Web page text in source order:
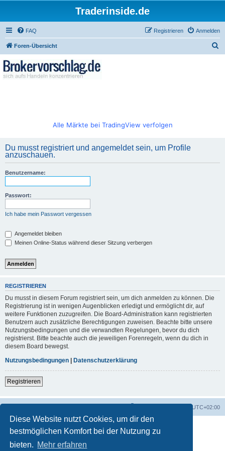
Diese Website nutzt Cookies, um dir den
bestmöglichen Komfort bei der Nutzung zu
bieten. Mehr erfahren
Traderinside.de
FAQ Anmelden
Registrieren
Foren-Übersicht
Alle Märkte bei TradingView verfolgen
Du musst registriert und angemeldet sein, um Profile
anzuschauen.
Benutzername:
Passwort:
Ich habe mein Passwort vergessen
Angemeldet bleiben
Meinen Online-Status während dieser Sitzung verbergen
REGISTRIEREN
Du musst in diesem Forum registriert sein, um dich anmelden zu können. Die
Registrierung ist in wenigen Augenblicken erledigt und ermöglicht dir, auf
weitere Funktionen zuzugreifen. Die Board-Administration kann registrierten
Benutzern auch zusätzliche Berechtigungen zuweisen. Beachte bitte unsere
Nutzungsbedingungen und die verwandten Regelungen, bevor du dich
registrierst. Bitte beachte auch die jeweiligen Forenregeln, wenn du dich in
diesem Board bewegst.
Nutzungsbedingungen | Datenschutzerklärung
Registrieren
UTC+02:00